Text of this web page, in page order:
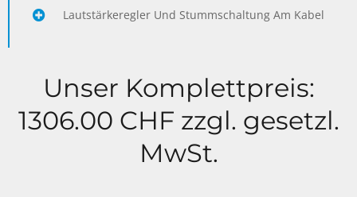
Lautstärkeregler Und Stummschaltung Am Kabel
Unser Komplettpreis:
1306.00 CHF zzgl. gesetzl.
MwSt.